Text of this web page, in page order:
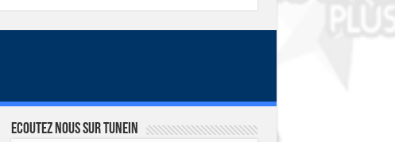
Ecoutez nous sur TuneIn